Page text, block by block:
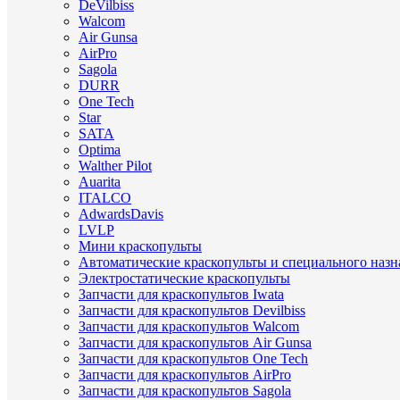
DeVilbiss
Walcom
Air Gunsa
AirPro
Sagola
DURR
One Tech
Star
SATA
Optima
Walther Pilot
Auarita
ITALCO
AdwardsDavis
LVLP
Мини краскопульты
Автоматические краскопульты и специального
Электростатические краскопульты
Запчасти для краскопультов Iwata
Запчасти для краскопультов Devilbiss
Запчасти для краскопультов Walcom
Запчасти для краскопультов Air Gunsa
Запчасти для краскопультов One Tech
Запчасти для краскопультов AirPro
Запчасти для краскопультов Sagola